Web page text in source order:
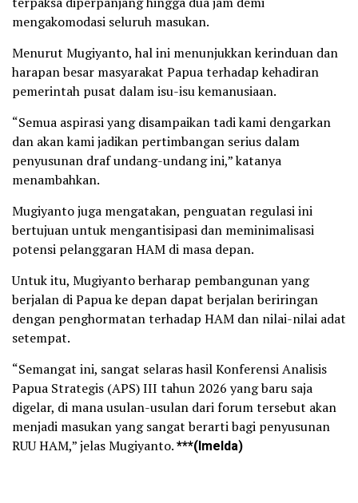
mengakomodasi seluruh masukan.
Menurut Mugiyanto, hal ini menunjukkan kerinduan dan
harapan besar masyarakat Papua terhadap kehadiran
pemerintah pusat dalam isu-isu kemanusiaan.
“Semua aspirasi yang disampaikan tadi kami dengarkan
dan akan kami jadikan pertimbangan serius dalam
penyusunan draf undang-undang ini,” katanya
menambahkan.
Mugiyanto juga mengatakan, penguatan regulasi ini
bertujuan untuk mengantisipasi dan meminimalisasi
potensi pelanggaran HAM di masa depan.
Untuk itu, Mugiyanto berharap pembangunan yang
berjalan di Papua ke depan dapat berjalan beriringan
dengan penghormatan terhadap HAM dan nilai-nilai adat
setempat.
“Semangat ini, sangat selaras hasil Konferensi Analisis
Papua Strategis (APS) III tahun 2026 yang baru saja
digelar, di mana usulan-usulan dari forum tersebut akan
menjadi masukan yang sangat berarti bagi penyusunan
RUU HAM,” jelas Mugiyanto.***(Imelda)